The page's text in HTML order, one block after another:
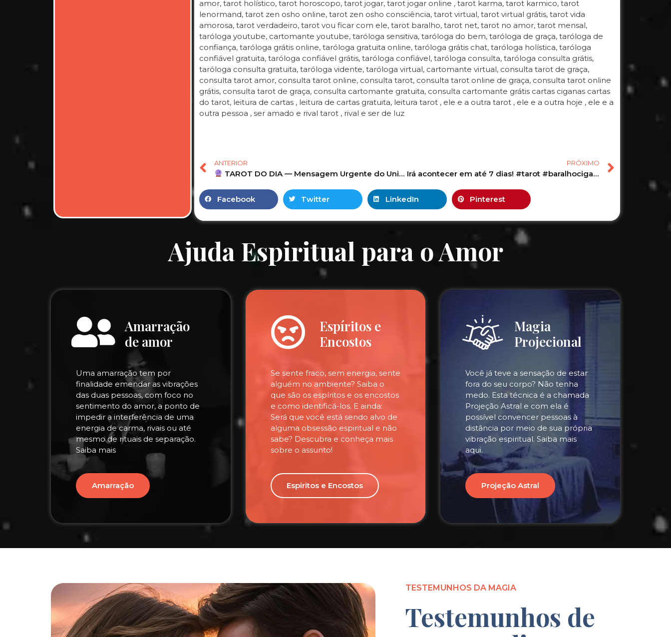
amor, tarot holístico, tarot horoscopo, tarot jogar, tarot jogar online , tarot karma, tarot karmico, tarot
lenormand, tarot zen osho online, tarot zen osho consciência, tarot virtual, tarot virtual grátis, tarot vida
amorosa, tarot verdadeiro, tarot vou ficar com ele, tarot baralho, tarot net, tarot no amor, tarot mensal,
taróloga youtube, cartomante youtube, taróloga sensitiva, taróloga do bem, taróloga de graça, taróloga de
confiança, taróloga grátis online, taróloga gratuita online, taróloga grátis chat, taróloga holística, taróloga
confiável gratuita, taróloga confiável grátis, taróloga confiável, taróloga consulta, taróloga consulta grátis,
taróloga consulta gratuita, taróloga vidente, taróloga virtual, cartomante virtual, consulta tarot de graça,
consulta tarot amor, consulta tarot online, consulta tarot, consulta tarot online de graça, consulta tarot online
grátis, consulta tarot de graça, consulta cartomante gratuita, consulta cartomante grátis cartas ciganas cartas
do tarot, leitura de cartas , leitura de cartas gratuita, leitura tarot , ele e a outra tarot , ele e a outra hoje , ele e a
outra pessoa , ser amado e rival tarot , rival e ser de luz
ANTERIOR
TAROT DO DIA — Mensagem Urgente do Universo Para Você! #tarot #shorts #tarotdehoje 71
PRÓXIMO
Irá acontecer em até 7 dias! #tarot #baralhocigano #peixes #peixestarot
Facebook Twitter LinkedIn Pinterest
Ajuda Espiritual para o Amor
Amarração
de amor
Uma amarração tem por
finalidade emendar as vibrações
das duas pessoas, com foco no
sentimento do amor, a ponto de
impedir a interferência de uma
energia de carma, rivais ou até
mesmo de rituais de separação.
Saiba mais
Amarração
Espíritos e
Encostos
Se sente fraco, sem energia, sente
alguém no ambiente? Saiba o
que são os espíritos e os encostos
e como identificá-los. E ainda:
Será que você está sendo alvo de
alguma obsessão espiritual e não
sabe? Descubra e conheça mais
sobre o assunto!
Espiritos e Encostos
Magia
Projecional
Você já teve a sensação de estar
fora do seu corpo? Não tenha
medo. Esta técnica é a chamada
Projeção Astral e com ela é
possível convencer pessoas à
distância por meio de sua própria
vibração espiritual. Saiba mais
aqui.
Projeção Astral
TESTEMUNHOS DA MAGIA
Testemunhos de